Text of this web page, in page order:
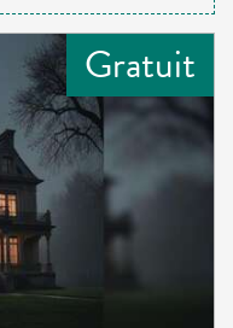
Gratuit